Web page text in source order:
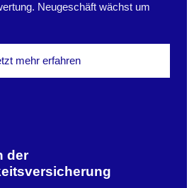
Neugeschäft wächst um
mehr erfahren
der